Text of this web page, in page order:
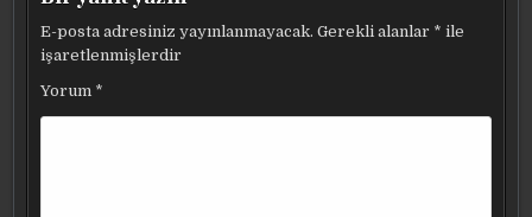
E-posta adresiniz yayınlanmayacak. Gerekli alanlar * ile
işaretlenmişlerdir
Yorum *